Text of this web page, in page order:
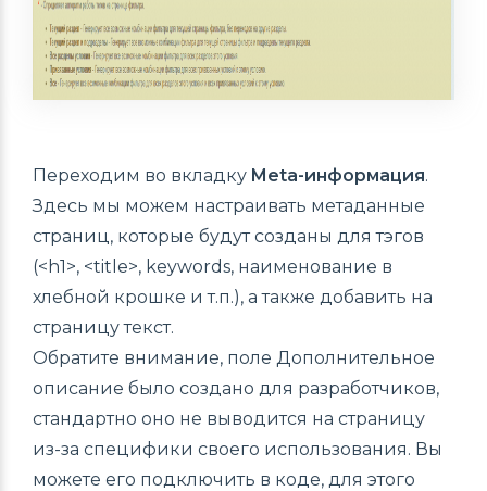
Переходим во вкладку Meta-информация.
Здесь мы можем настраивать метаданные
страниц, которые будут созданы для тэгов
(<h1>, <title>, keywords, наименование в
хлебной крошке и т.п.), а также добавить на
страницу текст.
Обратите внимание, поле Дополнительное
описание было создано для разработчиков,
стандартно оно не выводится на страницу
из-за специфики своего использования. Вы
можете его подключить в коде, для этого